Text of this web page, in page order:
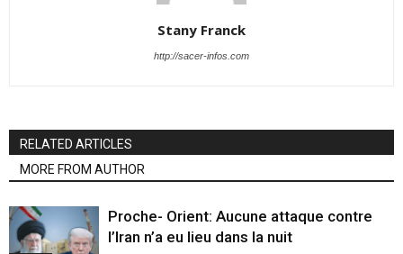
Stany Franck
http://sacer-infos.com
RELATED ARTICLES
MORE FROM AUTHOR
Proche- Orient: Aucune attaque contre
l’Iran n’a eu lieu dans la nuit